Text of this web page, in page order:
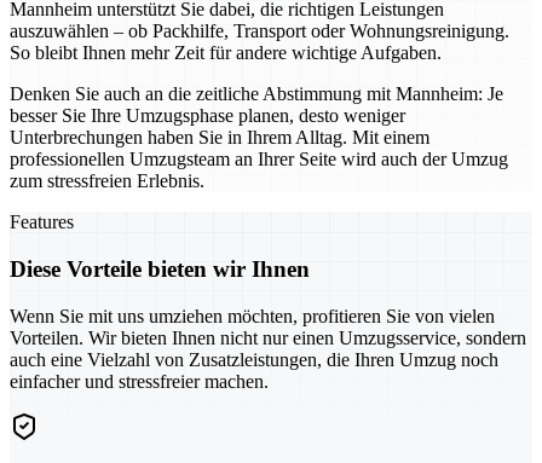
Mannheim unterstützt Sie dabei, die richtigen Leistungen
auszuwählen – ob Packhilfe, Transport oder Wohnungsreinigung.
So bleibt Ihnen mehr Zeit für andere wichtige Aufgaben.
Denken Sie auch an die zeitliche Abstimmung mit Mannheim: Je
besser Sie Ihre Umzugsphase planen, desto weniger
Unterbrechungen haben Sie in Ihrem Alltag. Mit einem
professionellen Umzugsteam an Ihrer Seite wird auch der Umzug
zum stressfreien Erlebnis.
Features
Diese Vorteile bieten wir Ihnen
Wenn Sie mit uns umziehen möchten, profitieren Sie von vielen
Vorteilen. Wir bieten Ihnen nicht nur einen Umzugsservice, sondern
auch eine Vielzahl von Zusatzleistungen, die Ihren Umzug noch
einfacher und stressfreier machen.